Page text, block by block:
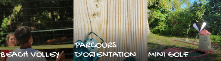
BEACH VOLLEY
PARCOURS
D'ORIENTATION
MINI GOLF